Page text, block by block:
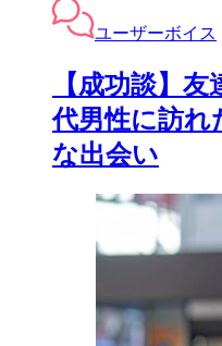
ユーザーボイス
【成功談】
代男性に訪れ
な出会い